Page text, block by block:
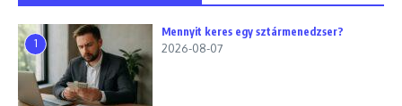
1
Mennyit keres egy sztármenedzser?
2026-08-07